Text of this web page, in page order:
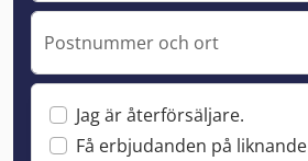
Postnummer och ort
Jag är återförsäljare.
Få erbjudanden på